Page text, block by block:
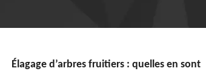
Élagage d’arbres fruitiers : quelles en sont